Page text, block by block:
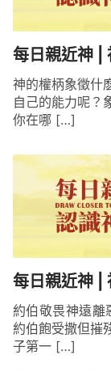
每日親近神 |
神的權柄象徵什
自己的能力呢？
你在哪 […]
每日親近神 |
約伯敬畏神遠離
約伯飽受撒但摧
子第一 […]